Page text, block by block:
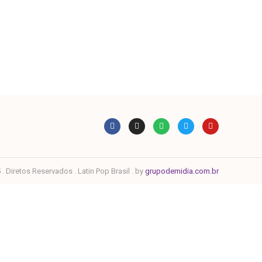
. Diretos Reservados . Latin Pop Brasil . by grupodemidia.com.br